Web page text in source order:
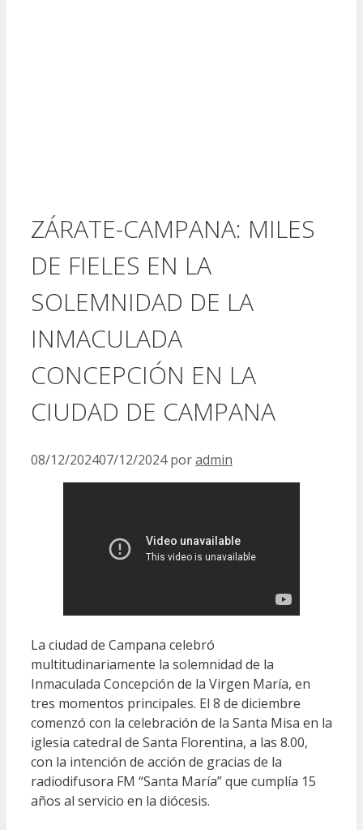
ZÁRATE-CAMPANA: MILES
DE FIELES EN LA
SOLEMNIDAD DE LA
INMACULADA
CONCEPCIÓN EN LA
CIUDAD DE CAMPANA
08/12/202407/12/2024 poradmin
La ciudad de Campana celebró
multitudinariamente la solemnidad de la
Inmaculada Concepción de la Virgen María, en
tres momentos principales. El 8 de diciembre
comenzó con la celebración de la Santa Misa en la
iglesia catedral de Santa Florentina, a las 8.00,
con la intención de acción de gracias de la
radiodifusora FM “Santa María” que cumplía 15
años al servicio en la diócesis.